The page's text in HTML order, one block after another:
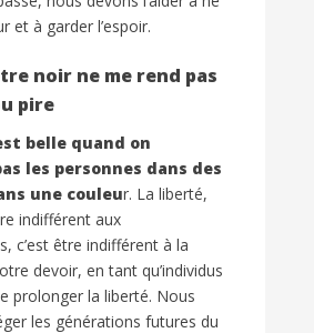
et à garder l’espoir.
noir ne me rend pas
pire
belle quand on
les personnes dans des
une couleur. La liberté,
indifférent aux
c’est être indifférent à la
devoir, en tant qu’individus
prolonger la liberté. Nous
les générations futures du